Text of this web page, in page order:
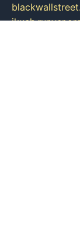
ikuch.ru